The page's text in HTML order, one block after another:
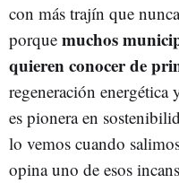
con más trajín que
porque muchos
quieren conocer de
regeneración
es pionera en
lo vemos cuando
opina uno de esos